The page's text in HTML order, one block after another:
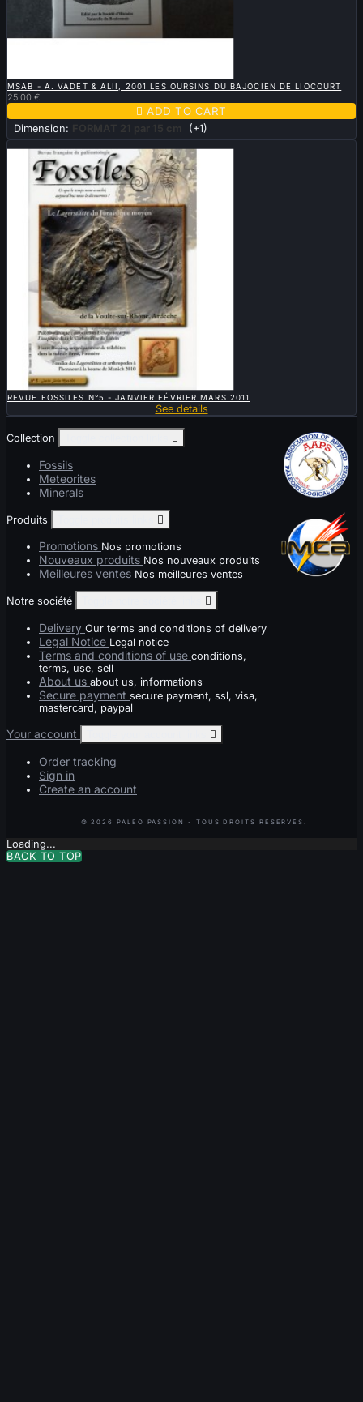
MSAB - A. VADET & ALII, 2001 LES OURSINS DU BAJOCIEN DE LIOCOURT
25.00 €
 ADD TO CART
Dimension: FORMAT 21 par 15 cm (+1)
Sold
QUICK VIEW
REVUE FOSSILES N°5 - JANVIER FÉVRIER MARS 2011
See details
Collection 
Fossils
Meteorites
Minerals
Produits 
Promotions Nos promotions
Nouveaux produits Nos nouveaux produits
Meilleures ventes Nos meilleures ventes
Notre société 
Delivery Our terms and conditions of delivery
Legal Notice Legal notice
Terms and conditions of use conditions,
terms, use, sell
About us about us, informations
Secure payment secure payment, ssl, visa,
mastercard, paypal
Your account 
Order tracking
Sign in
Create an account
Loading...
BACK TO TOP